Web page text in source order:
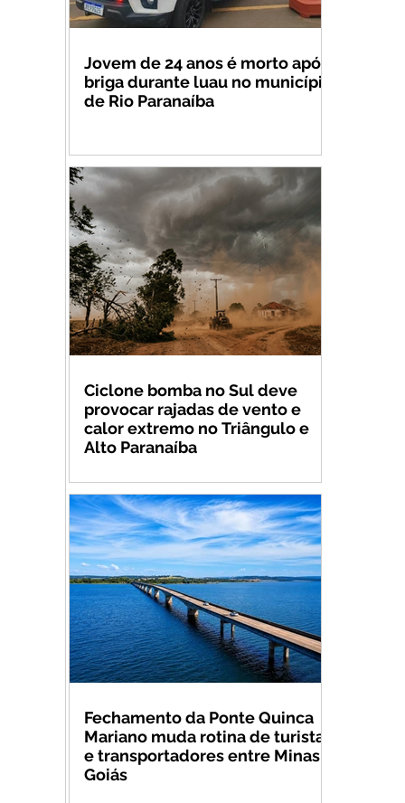
Jovem de 24 anos é morto após
briga durante luau no município
de Rio Paranaíba
Ciclone bomba no Sul deve
provocar rajadas de vento e
calor extremo no Triângulo e
Alto Paranaíba
Fechamento da Ponte Quinca
Mariano muda rotina de turistas
e transportadores entre Minas e
Goiás